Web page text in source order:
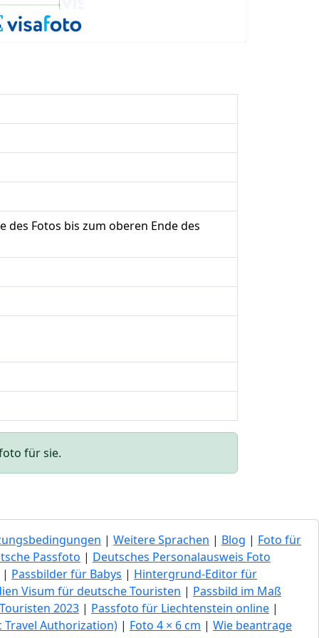
des Fotos bis zum oberen Ende des
für sie.
| Weitere Sprachen | Blog | Foto für
Passfoto | Deutsches Personalausweis Foto
| Passbilder für Babys | Hintergrund-Editor für
Visum für deutsche Touristen | Passbild im Maß
2023 | Passfoto für Liechtenstein online |
Travel Authorization) | Foto 4 × 6 cm | Wie beantrage